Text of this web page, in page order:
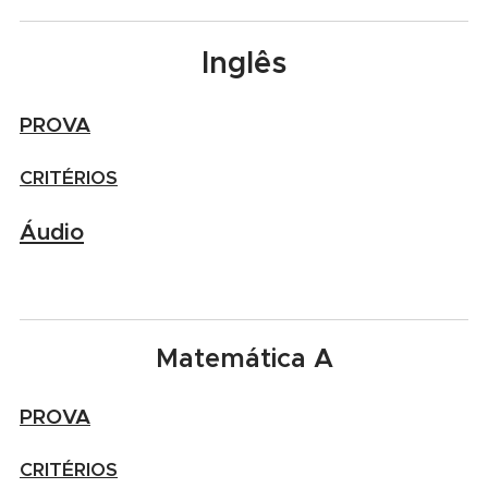
Inglês
PROVA
CRITÉRIOS
Áudio
Matemática A
PROVA
CRITÉRIOS